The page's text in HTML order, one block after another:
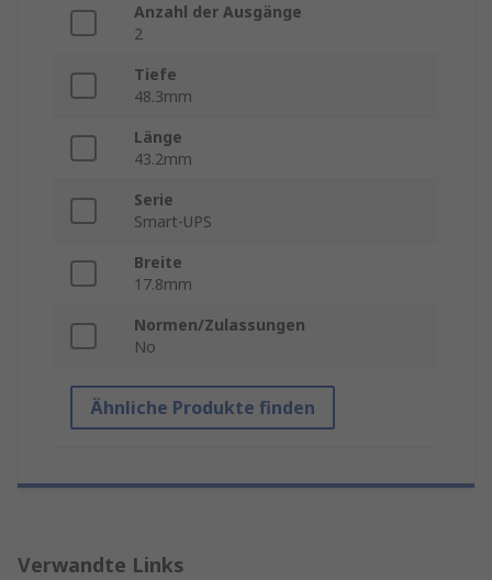
Anzahl der Ausgänge
2
Tiefe
48.3mm
Länge
43.2mm
Serie
Smart-UPS
Breite
17.8mm
Normen/Zulassungen
No
Ähnliche Produkte finden
Verwandte Links